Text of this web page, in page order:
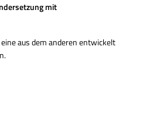
mit
aus dem anderen entwickelt